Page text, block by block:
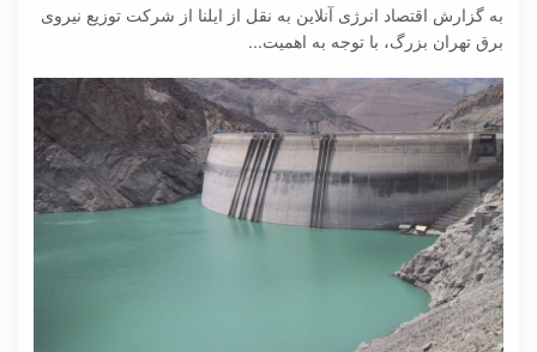
به گزارش اقتصاد انرژی آنلاین به نقل از ایلنا از شرکت توزیع نیروی
برق تهران بزرگ، با توجه به اهمیت...